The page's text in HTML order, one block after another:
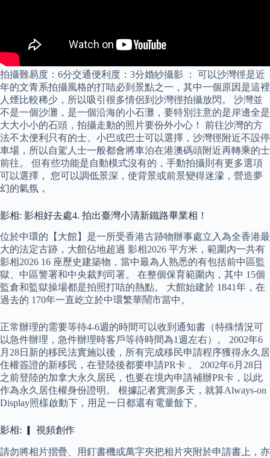
拍攝難易度：6分交通便利度：3分婚紗攝影 ： 可以沙灣徑是近
年的文青系拍攝風格的打咭必到景點之一，其中一個原因是這裡
人煙比較稀少，所以吸引很多情侶到沙灣徑拍攝放閃。 沙灣並
不是一個沙灘，是一個沿海的小石灘，要特別注意的是岸邊全是
大大小小的石頭，拍攝走動的照片要份外小心！ 前往沙灣的方
法不太便利只有的士、小巴或巴士可以選擇，沙灣徑附近不設停
車場，所以自駕人士一般都會將車泊在港澳碼頭附近再轉乘的士
前往。 但有些功能是自動模式沒有的，手動拍攝則有更多選項
可以選擇， 您可以調低景深，使背景或前景變得迷濛，營造夢
幻的氣氛，
影相: 影相好去處4. 拍出臺灣小清新鐵路畢業相！
位於中環的【大館】是一所受香港古跡物辦事處立入為全香港最
大的法定古跡，大館佔地超過 影相2026 平方米，範圍內一共有
影相2026 16 座歷史建築物，當中最為人熟悉的有包括前中區監
獄、中區警署和中央裁判司署。 在整個保育範圍內，其中 15個
監倉和監獄操場都是拍照打咭的熱點。 大館始建於 1841年，在
過去的 170年一直屹立於中環繁華鬧市當中。
正常辦理的需要等待4-6週的時間可以收到通知書（特殊情況可
以急件辦理，急件辦理時客戶等待時間為1週左右）。 2002年6
月28日新的移民法實施以後，所有完成移民申請程序獲得永久居
住權簽證的新移民，在登陸後都要申請PR卡 。 2002年6月28日
之前登陸的加拿大永久居民，也要在境內申請補辦PR卡，以此
作為永久居住權身份證明。 根據記者實測多天，就算Always-on
Display照樣啟動下，用足一日都還有電量餘下。
影相: ▎ 視頻創作
請勿將相片摺疊、用釘書機或萬字夾把相片夾附於申請書上，亦